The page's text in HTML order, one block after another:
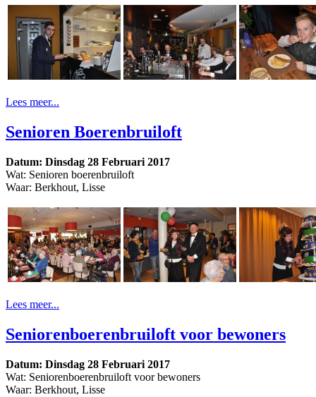
Lees meer...
Senioren Boerenbruiloft
Datum: Dinsdag 28 Februari 2017
Wat: Senioren boerenbruiloft
Waar: Berkhout, Lisse
Lees meer...
Seniorenboerenbruiloft voor bewoners
Datum: Dinsdag 28 Februari 2017
Wat: Seniorenboerenbruiloft voor bewoners
Waar: Berkhout, Lisse